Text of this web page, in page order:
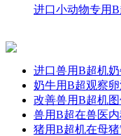
进口小动物专用
进口兽用B超机
奶牛用B超观察
改善兽用B超机图
兽用B超在兽医
猪用B超机在母猪